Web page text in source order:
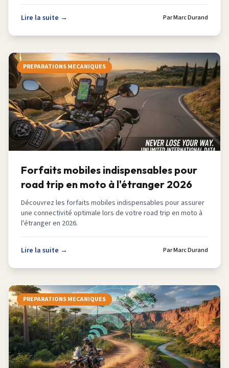
Lire la suite → ParMarc Durand
PREPARATIONS MECANIQUES
Forfaits mobiles indispensables pour
road trip en moto à l'étranger 2026
Découvrez les forfaits mobiles indispensables pour assurer
une connectivité optimale lors de votre road trip en moto à
l'étranger en 2026.
Lire la suite → ParMarc Durand
PREPARATIONS MECANIQUES